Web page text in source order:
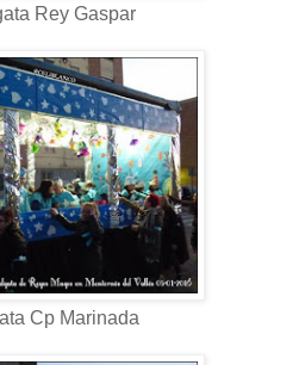
Rey Gaspar
Cp Marinada